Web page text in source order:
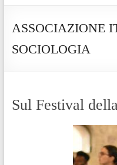
ASSOCIAZIONE
SOCIOLOGIA
Sul Festival